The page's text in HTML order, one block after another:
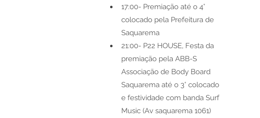
17:00- Premiação até o 4°
colocado pela Prefeitura de
Saquarema
21:00- P22 HOUSE, Festa da
premiação pela ABB-S
Associação de Body Board
Saquarema até o 3° colocado
e festividade com banda Surf
Music (Av saquarema 1061)